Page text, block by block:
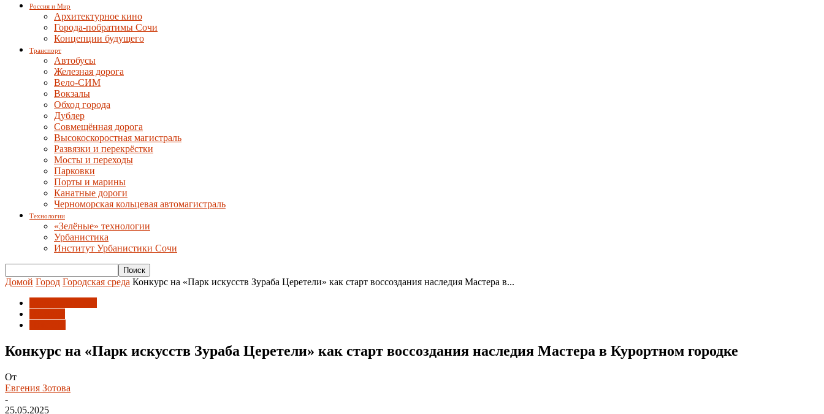
Россия и Мир
Архитектурное кино
Города-побратимы Сочи
Концепции будущего
Транспорт
Автобусы
Железная дорога
Вело-СИМ
Вокзалы
Обход города
Дублер
Совмещённая дорога
Высокоскоростная магистраль
Развязки и перекрёстки
Мосты и переходы
Парковки
Порты и марины
Канатные дороги
Черноморская кольцевая автомагистраль
Технологии
«Зелёные» технологии
Урбанистика
Институт Урбанистики Сочи
Домой Город Городская среда Конкурс на «Парк искусств Зураба Церетели» как старт воссоздания наследия Мастера в...
Конкурс на «Парк искусств Зураба Церетели» как старт воссоздания наследия Мастера в Курортном городке
От
Евгения Зотова
-
25.05.2025